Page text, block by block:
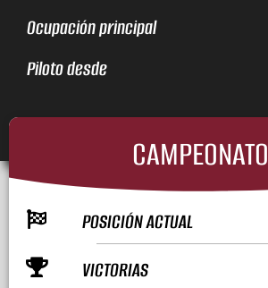
Ocupación principal
Piloto desde
CAMPEONATO
POSICIÓN ACTUAL
VICTORIAS